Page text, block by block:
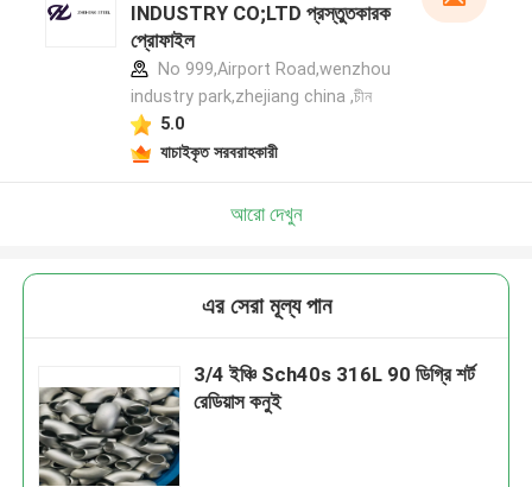
INDUSTRY CO;LTD প্রস্তুতকারক
প্রোফাইল
No 999,Airport Road,wenzhou
industry park,zhejiang china ,চীন
5.0
যাচাইকৃত সরবরাহকারী
আরো দেখুন
এর সেরা মূল্য পান
3/4 ইঞ্চি Sch40s 316L 90 ডিগ্রি শর্ট
রেডিয়াস কনুই